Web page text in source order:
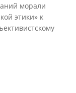
морали
этики» к